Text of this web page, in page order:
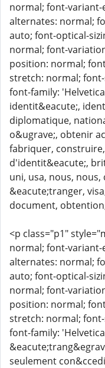
normal; font-
alternates: normal;
auto; font-optical-
normal; font-
position: normal;
stretch: normal;
font-family:
identit&eacute;,
diplomatique,
o&ugrave;, obtenir
fabriquer,
d'identit&eacute;,
uni, usa, nous, nous,
&eacute;tranger,
document,
<p class="p1"
normal; font-
alternates: normal;
auto; font-optical-
normal; font-
position: normal;
stretch: normal;
font-family:
seulement